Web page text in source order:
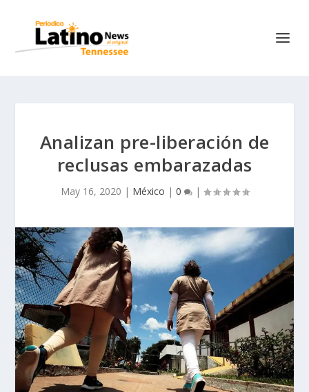
Analizan pre-liberación de
reclusas embarazadas
May 16, 2020 | México | 0 |